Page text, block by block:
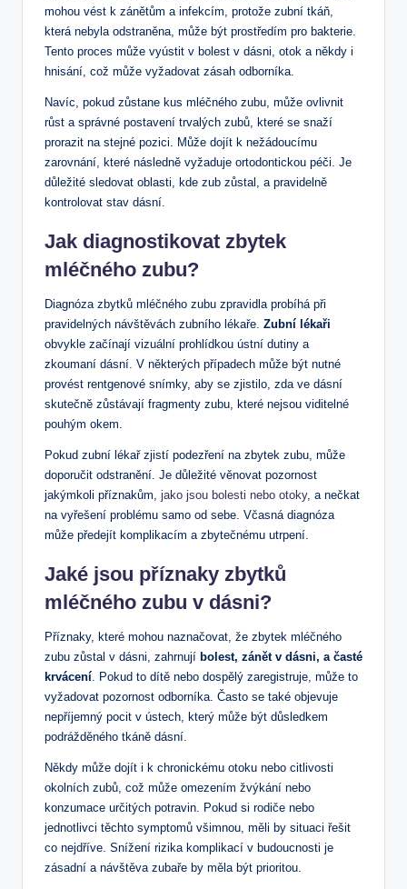
mohou vést k zánětům a infekcím, protože zubní tkáň,
která nebyla odstraněna, může být prostředím pro bakterie.
Tento proces může vyústit v bolest v dásni, otok a někdy i
hnisání, což může vyžadovat zásah odborníka.
Navíc, pokud zůstane kus mléčného zubu, může ovlivnit
růst a správné postavení trvalých zubů, které se snaží
prorazit na stejné pozici. Může dojít k nežádoucímu
zarovnání, které následně vyžaduje ortodontickou péči. Je
důležité sledovat oblasti, kde zub zůstal, a pravidelně
kontrolovat stav dásní.
Jak diagnostikovat zbytek
mléčného zubu?
Diagnóza zbytků mléčného zubu zpravidla probíhá při
pravidelných návštěvách zubního lékaře. Zubní lékaři
obvykle začínají vizuální prohlídkou ústní dutiny a
zkoumaní dásní. V některých případech může být nutné
provést rentgenové snímky, aby se zjistilo, zda ve dásní
skutečně zůstávají fragmenty zubu, které nejsou viditelné
pouhým okem.
Pokud zubní lékař zjistí podezření na zbytek zubu, může
doporučit odstranění. Je důležité věnovat pozornost
jakýmkoli příznakům, jako jsou bolesti nebo otoky, a nečkat
na vyřešení problému samo od sebe. Včasná diagnóza
může předejít komplikacím a zbytečnému utrpení.
Jaké jsou příznaky zbytků
mléčného zubu v dásni?
Příznaky, které mohou naznačovat, že zbytek mléčného
zubu zůstal v dásni, zahrnují bolest, zánět v dásni, a časté
krvácení . Pokud to dítě nebo dospělý zaregistruje, může to
vyžadovat pozornost odborníka. Často se také objevuje
nepříjemný pocit v ústech, který může být důsledkem
podrážděného tkáně dásní.
Někdy může dojít i k chronickému otoku nebo citlivosti
okolních zubů, což může omezením žvýkání nebo
konzumace určitých potravin. Pokud si rodiče nebo
jednotlivci těchto symptomů všimnou, měli by situaci řešit
co nejdříve. Snížení rizika komplikací v budoucnosti je
zásadní a návštěva zubaře by měla být prioritou.